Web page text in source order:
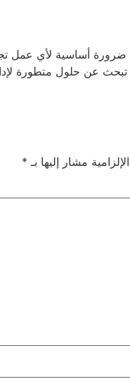
ضرورة أساسية لأي عمل
تبحث عن حلول متطورة
مشار إليها بـ *